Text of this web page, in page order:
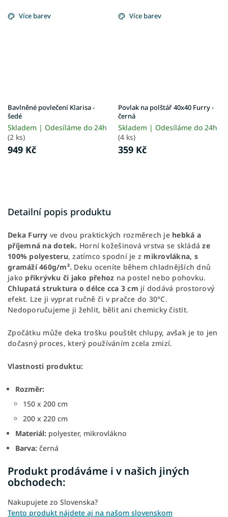
Více barev
Bavlněné povlečení Klarisa -
šedé
Skladem | Odesíláme do 24h
(2 ks)
949 Kč
Více barev
Povlak na polštář 40x40 Furry -
černá
Skladem | Odesíláme do 24h
(4 ks)
359 Kč
Detailní popis produktu
Deka Furry ve dvou praktických rozměrech je hebká a
příjemná na dotek. Horní kožešinová vrstva se skládáze
100% polyesteru, zatímco spodní je z mikrovlákna, s
gramáží 460g/m². Deku oceníte během chladnějších dnů
jako přikrývku či jako přehoz na postel nebo pohovku.
Chlupatá struktura o délce cca 3 cm jí dodává prostorový
efekt. Lze ji vyprat ručně či v pračce do 30°C.
Nedoporučujeme ji žehlit, bělit ani chemicky čistit.
Zpočátku může deka trošku pouštět chlupy, avšak je to jen
dočasný proces, který používáním zcela zmizí.
Vlastnosti produktu:
Rozměr:
150 x 200 cm
200 x 220 cm
Materiál: polyester, mikrovlákno
Barva: černá
Produkt prodáváme i v našich jiných
obchodech:
Nakupujete zo Slovenska?
Tento produkt nájdete aj na našom slovenskom